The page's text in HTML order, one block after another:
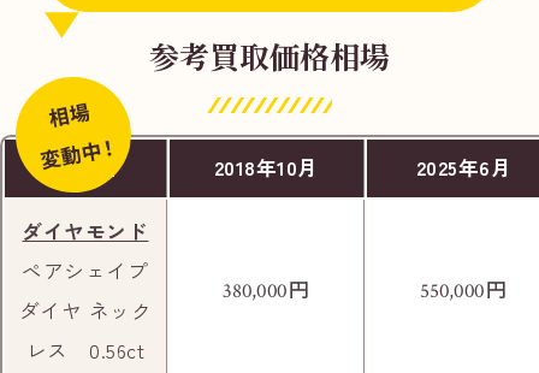
東武大師線改札を出ます。
道なりに歩くと大きな通りに当たるので右へ
進みます。
参考買取価格相場
相場
変動中！
商品名 2018年10月 2025年6月
ダイヤモンド
ペアシェイプ
ダイヤ ネック
レス 0.56ct
380,000円 550,000円